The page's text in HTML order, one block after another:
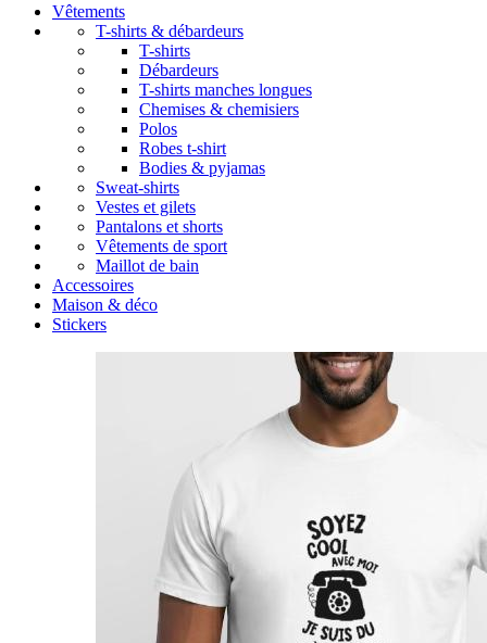
Vêtements
T-shirts & débardeurs
T-shirts
Débardeurs
T-shirts manches longues
Chemises & chemisiers
Polos
Robes t-shirt
Bodies & pyjamas
Sweat-shirts
Vestes et gilets
Pantalons et shorts
Vêtements de sport
Maillot de bain
Accessoires
Maison & déco
Stickers